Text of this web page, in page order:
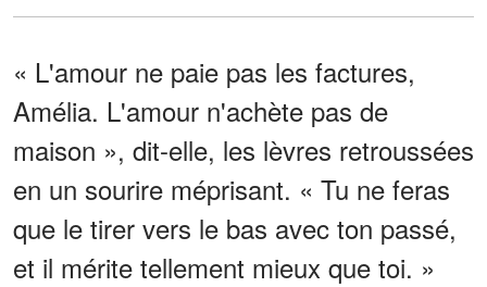
« L'amour ne paie pas les factures,
Amélia. L'amour n'achète pas de
maison », dit-elle, les lèvres retroussées
en un sourire méprisant. « Tu ne feras
que le tirer vers le bas avec ton passé,
et il mérite tellement mieux que toi. »